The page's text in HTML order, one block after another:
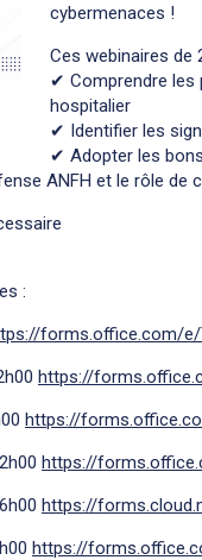
cybermenaces !
Ces webinaires de
✔ Comprendre les
hospitalier
✔ Identifier les
✔ Adopter les
ANFH et le rôle de
:
forms.office.com/e/
https://
https://
https://
https://
https://